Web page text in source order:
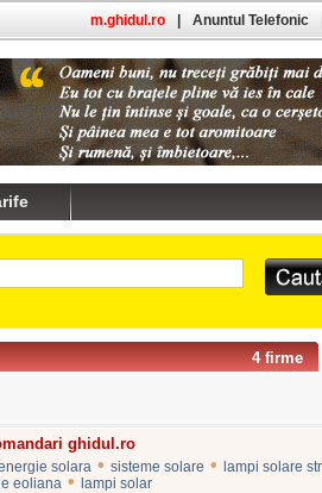
4 firme
ghidul.ro
solara • sisteme solare • lampi solare
eoliana • lampi solar
m.ghidul.ro Anuntul Telefonic